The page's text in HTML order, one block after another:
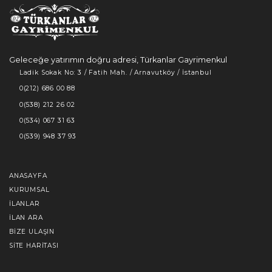
Geleceğe yatırımın doğru adresi, Türkanlar Gayrimenkul
Ladik Sokak No: 3 / Fatih Mah. / Arnavutköy / İstanbul
0(212) 686 00 88
0(538) 212 26 02
0(534) 067 31 63
0(539) 948 37 93
ANASAYFA
KURUMSAL
İLANLAR
İLAN ARA
BIZE ULAŞIN
SITE HARITASI